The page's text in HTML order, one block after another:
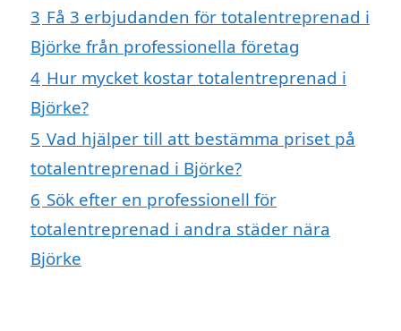
3 Få 3 erbjudanden för totalentreprenad i
Björke från professionella företag
4 Hur mycket kostar totalentreprenad i
Björke?
5 Vad hjälper till att bestämma priset på
totalentreprenad i Björke?
6 Sök efter en professionell för
totalentreprenad i andra städer nära
Björke